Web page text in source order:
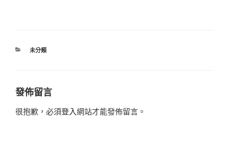
分
未分類
發佈留言
很抱歉，必須登入網站才能發佈留言。